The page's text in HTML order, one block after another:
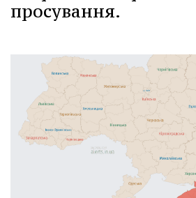
просування.